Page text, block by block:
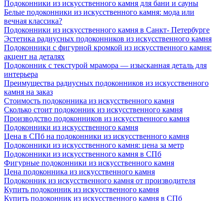
Подоконники из искусственного камня для бани и сауны
Белые подоконники из искусственного камня: мода или
вечная классика?
Подоконники из искусственного камня в Санкт- Петербурге
Эстетика радиусных подоконников из искусственного камня
Подоконники с фигурной кромкой из искусственного камня:
акцент на деталях
Подоконник с текстурой мрамора — изысканная деталь для
интерьера
Преимущества радиусных подоконников из искусственного
камня на заказ
Стоимость подоконника из искусственного камня
Сколько стоит подоконник из искусственного камня
Производство подоконников из искусственного камня
Подоконники из искусственного камня
Цена в СПб на подоконники из искусственного камня
Подоконники из искусственного камня: цена за метр
Подоконники из искусственного камня в СПб
Фигурные подоконники из искусственного камня
Цена подоконника из искусственного камня
Подоконник из искусственного камня от производителя
Купить подоконник из искусственного камня
Купить подоконник из искусственного камня в СПб